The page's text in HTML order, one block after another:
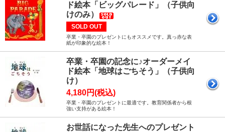
ド絵本「ビッグパレード」（子供向
けのみ）
SOLD OUT
卒業・卒園のプレゼントにもオススメです。真っ赤な表
紙が印象的な絵本！
卒業・卒園の記念に♪オーダーメイ
ド絵本「地球はごちそう」（子供向
け）
4,180円(税込)
卒業・卒園のプレゼントに最適です。教育関係者から根
強い支持がある絵本！
お世話になった先生へのプレゼント